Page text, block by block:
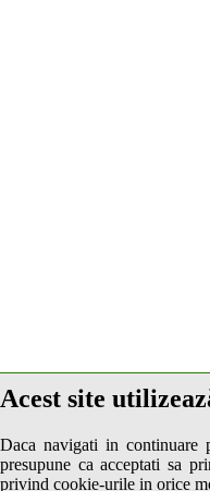
Acest site
Daca navigati in continuare
presupune ca acceptati sa
privind cookie-urile in orice